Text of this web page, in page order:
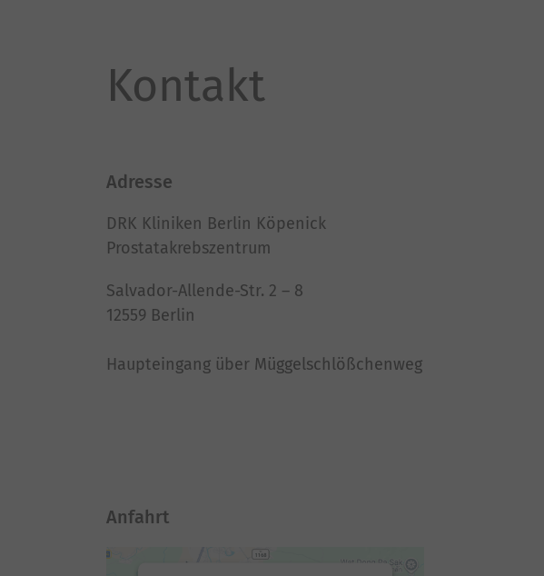
Kontakt
Adresse
DRK Kliniken Berlin Köpenick
Prostatakrebszentrum
Salvador-Allende-Str. 2 – 8
12559 Berlin
Haupteingang über Müggelschlößchenweg
Anfahrt